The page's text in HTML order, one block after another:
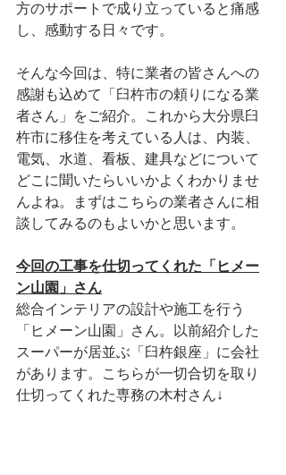
方のサポートで成り立っていると痛感
し、感動する日々です。
そんな今回は、特に業者の皆さんへの
感謝も込めて「臼杵市の頼りになる業
者さん」をご紹介。これから大分県臼
杵市に移住を考えている人は、内装、
電気、水道、看板、建具などについて
どこに聞いたらいいかよくわかりませ
んよね。まずはこちらの業者さんに相
談してみるのもよいかと思います。
今回の工事を仕切ってくれた「ヒメー
ン山園」さん
総合インテリアの設計や施工を行う
「ヒメーン山園」さん。以前紹介した
スーパーが居並ぶ「臼杵銀座」に会社
があります。こちらが一切合切を取り
仕切ってくれた専務の木村さん↓